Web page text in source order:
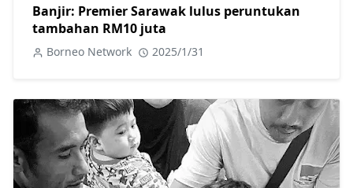
Banjir: Premier Sarawak lulus peruntukan
tambahan RM10 juta
Borneo Network 2025/1/31